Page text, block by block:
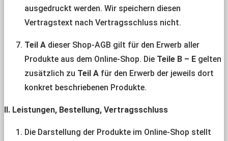
ausgedruckt werden. Wir speichern diesen
Vertragstext nach Vertragsschluss nicht.
Teil A dieser Shop-AGB gilt für den Erwerb aller
Produkte aus dem Online-Shop. Die Teile B – E gelten
zusätzlich zu Teil A für den Erwerb der jeweils dort
konkret beschriebenen Produkte.
II. Leistungen, Bestellung, Vertragsschluss
Die Darstellung der Produkte im Online-Shop stellt